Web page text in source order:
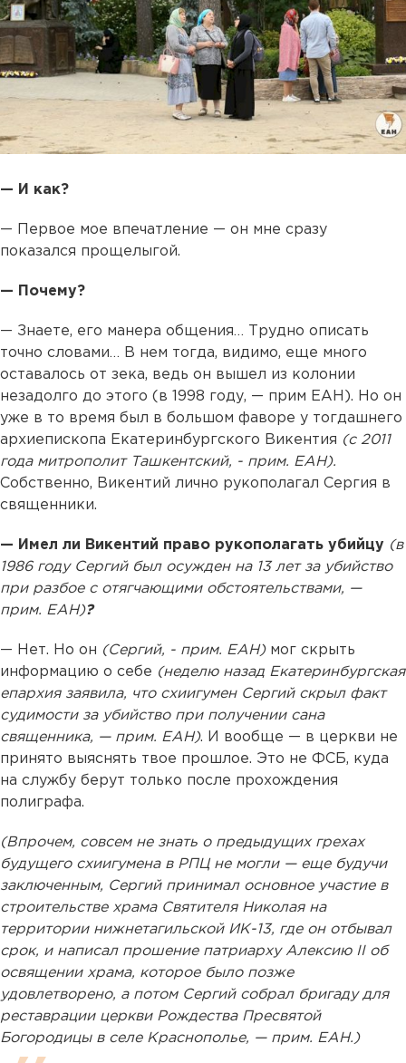
— И как?
— Первое мое впечатление — он мне сразу
показался прощелыгой.
— Почему?
— Знаете, его манера общения… Трудно описать
точно словами… В нем тогда, видимо, еще много
оставалось от зека, ведь он вышел из колонии
незадолго до этого (в 1998 году, — прим ЕАН). Но он
уже в то время был в большом фаворе у тогдашнего
архиепископа Екатеринбургского Викентия (с 2011
года митрополит Ташкентский, - прим. ЕАН).
Собственно, Викентий лично рукополагал Сергия в
священники.
— Имел ли Викентий право рукополагать убийцу (в
1986 году Сергий был осужден на 13 лет за убийство
при разбое с отягчающими обстоятельствами, —
прим. ЕАН)?
— Нет. Но он (Сергий, - прим. ЕАН)мог скрыть
информацию о себе (неделю назад Екатеринбургская
епархия заявила, что схиигумен Сергий скрыл факт
судимости за убийство при получении сана
священника, — прим. ЕАН). И вообще — в церкви не
принято выяснять твое прошлое. Это не ФСБ, куда
на службу берут только после прохождения
полиграфа.
(Впрочем, совсем не знать о предыдущих грехах
будущего схиигумена в РПЦ не могли — еще будучи
заключенным, Сергий принимал основное участие в
строительстве храма Святителя Николая на
территории нижнетагильской ИК-13, где он отбывал
срок, и написал прошение патриарху Алексию II об
освящении храма, которое было позже
удовлетворено, а потом Сергий собрал бригаду для
реставрации церкви Рождества Пресвятой
Богородицы в селе Краснополье, — прим. ЕАН.)